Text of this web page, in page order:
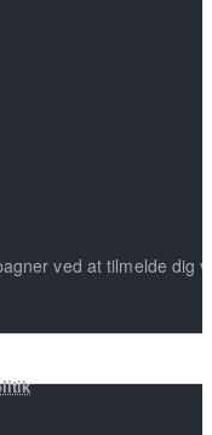
ved at tilmelde dig